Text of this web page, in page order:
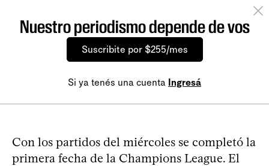
Nuestro periodismo depende de vos
Suscribite por $255/mes
Si ya tenés una cuenta Ingresá
Con los partidos del miércoles se completó la
primera fecha de la Champions League. El